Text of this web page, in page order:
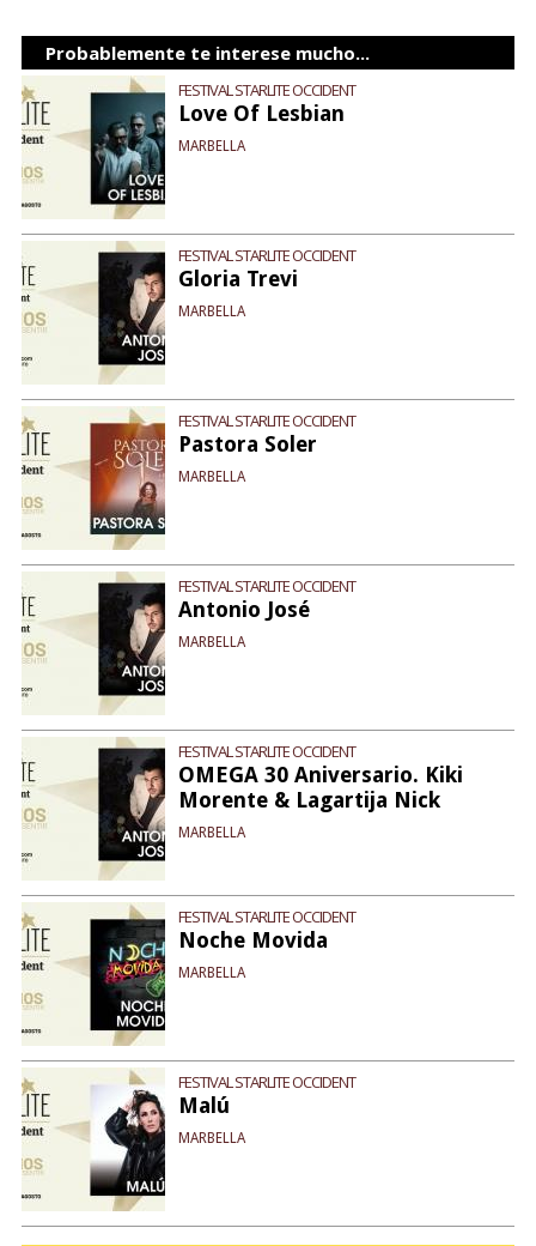
Probablemente te interese mucho...
FESTIVAL STARLITE OCCIDENT
Love Of Lesbian
MARBELLA
FESTIVAL STARLITE OCCIDENT
Gloria Trevi
MARBELLA
FESTIVAL STARLITE OCCIDENT
Pastora Soler
MARBELLA
FESTIVAL STARLITE OCCIDENT
Antonio José
MARBELLA
FESTIVAL STARLITE OCCIDENT
OMEGA 30 Aniversario. Kiki
Morente & Lagartija Nick
MARBELLA
FESTIVAL STARLITE OCCIDENT
Noche Movida
MARBELLA
FESTIVAL STARLITE OCCIDENT
Malú
MARBELLA